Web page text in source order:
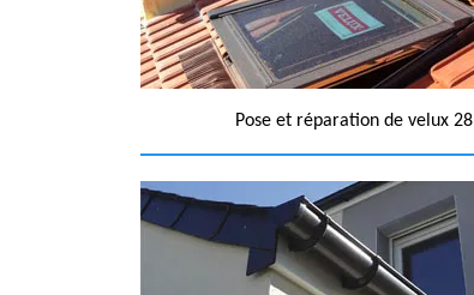
Pose et réparation de velux 28